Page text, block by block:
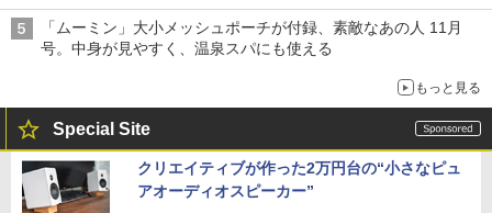
「ムーミン」大小メッシュポーチが付録、素敵なあの人 11月
号。中身が見やすく、温泉スパにも使える
もっと見る
Special Site
クリエイティブが作った2万円台の“小さなピュ
アオーディオスピーカー”